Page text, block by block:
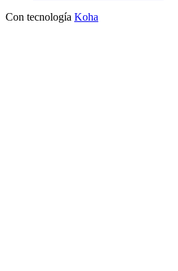
Con tecnología Koha